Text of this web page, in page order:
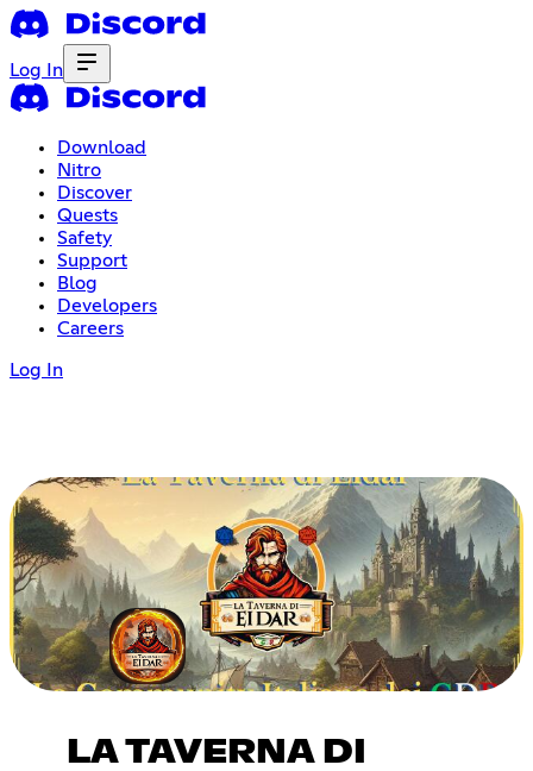
Log In
Download
Nitro
Discover
Quests
Safety
Support
Blog
Developers
Careers
Log In
LA TAVERNA DI